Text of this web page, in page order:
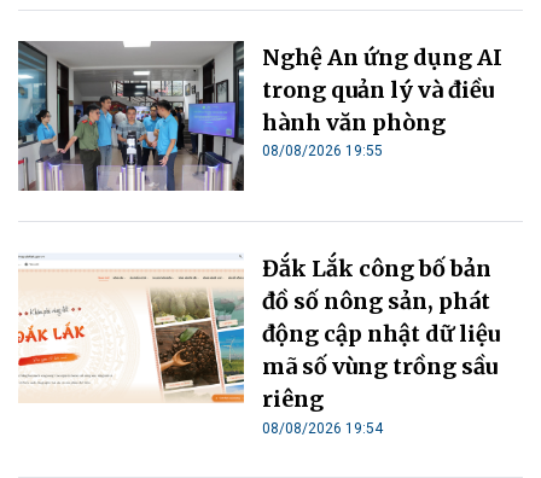
Nghệ An ứng dụng AI
trong quản lý và điều
hành văn phòng
08/08/2026 19:55
Đắk Lắk công bố bản
đồ số nông sản, phát
động cập nhật dữ liệu
mã số vùng trồng sầu
riêng
08/08/2026 19:54